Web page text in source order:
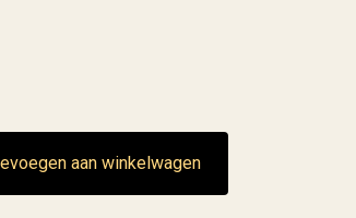
aan winkelwagen